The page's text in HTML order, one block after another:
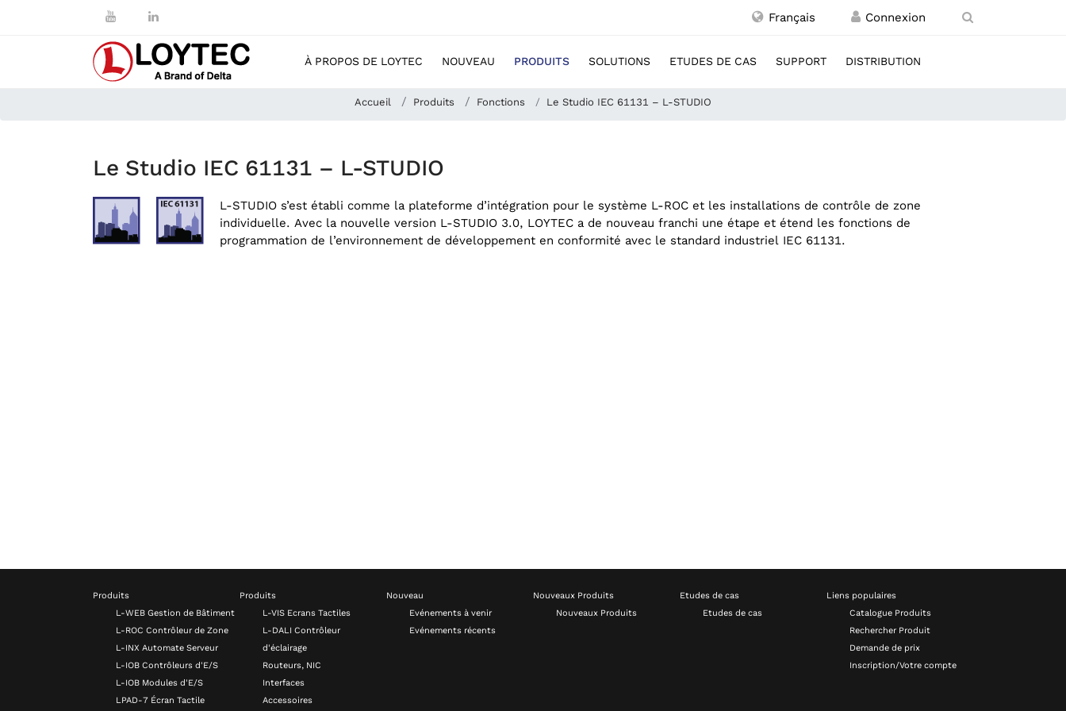
Français
À PROPOS DE LOYTEC NOUVEAU PRODUITS SOLUTIONS ETUDES DE CAS SUPPORT DISTRIBUTION
Accueil Produits Fonctions Le Studio IEC 61131 – L-STUDIO
Le Studio IEC 61131 – L-STUDIO
L-STUDIO s’est établi comme la plateforme d’intégration pour le système L-ROC et les installations de contrôle de zone
individuelle. Avec la nouvelle version L-STUDIO 3.0, LOYTEC a de nouveau franchi une étape et étend les fonctions de
programmation de l’environnement de développement en conformité avec le standard industriel IEC 61131.
Produits
L-WEB Gestion de Bâtiment
L-ROC Contrôleur de Zone
L-INX Automate Serveur
L-IOB Contrôleurs d'E/S
L-IOB Modules d'E/S
LPAD-7 Écran Tactile
Produits
L-VIS Ecrans Tactiles
L-DALI Contrôleur
d'éclairage
Routeurs, NIC
Interfaces
Accessoires
Nouveau
Evénements à venir
Evénements récents
Nouveaux Produits
Nouveaux Produits
Etudes de cas
Etudes de cas
Liens populaires
Catalogue Produits
Rechercher Produit
Demande de prix
Inscription/Votre compte